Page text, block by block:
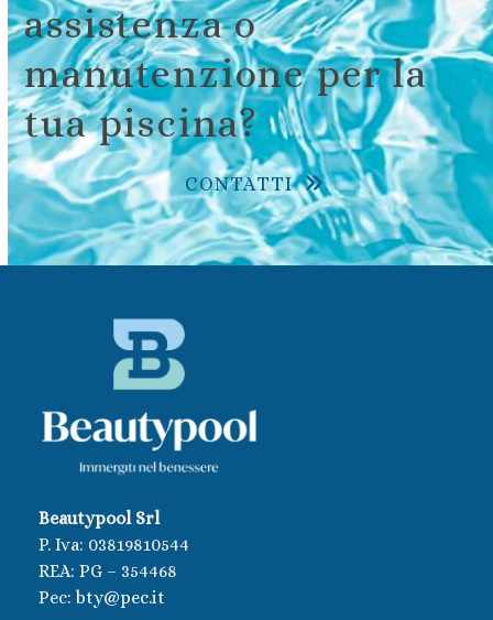
assistenza o
manutenzione per la
tua piscina?
CONTATTI
Beautypool Srl
P. Iva: 03819810544
REA: PG – 354468
Pec: bty@pec.it